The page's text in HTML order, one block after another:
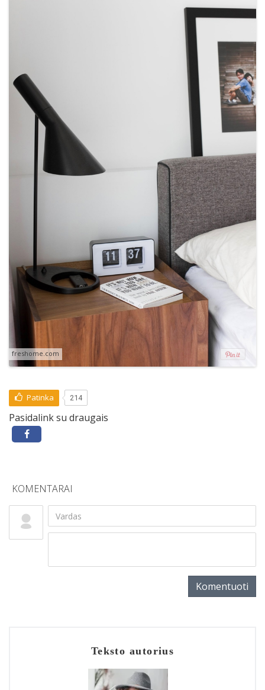
freshome.com
Patinka 214
Pasidalink su draugais
KOMENTARAI
Komentuoti
Teksto autorius